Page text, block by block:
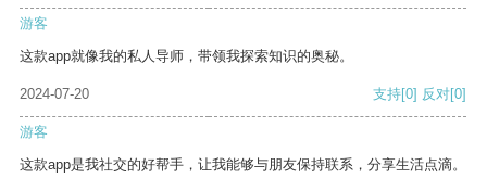
游客
这款app就像我的私人导师，带领我探索知识的奥秘。
2024-07-20 支持[0] 反对[0]
游客
这款app是我社交的好帮手，让我能够与朋友保持联系，分享生活点滴。